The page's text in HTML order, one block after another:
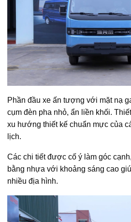
Phần đầu xe ấn tượng với mặt nạ
cụm đèn pha nhỏ, ẩn liền khối.
xu hướng thiết kế chuẩn mực của
lịch.
Các chi tiết được cố ý làm góc
bằng nhựa với khoảng sáng cao
nhiều địa hình.